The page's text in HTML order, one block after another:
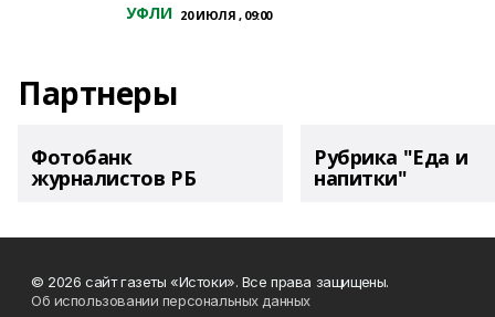
УФЛИ 20 ИЮЛЯ , 09:00
Партнеры
Фотобанк
журналистов РБ
Рубрика "Еда и
напитки"
© 2026 сайт газеты «Истоки». Все права защищены.
Об использовании персональных данных